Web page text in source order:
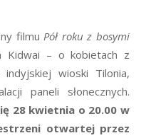
filmu Pół roku z bosymi
Kidwai – o kobietach z
wioski Tilonia,
paneli słonecznych.
28 kwietnia o 20.00 w
otwartej przez